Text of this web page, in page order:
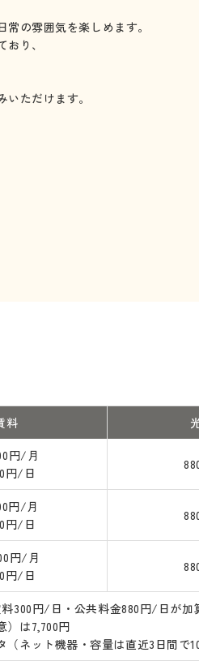
の雰囲気を楽しめます。
り、
ただけます。
料
円/月
円/日
円/月
円/日
円/月
円/日
300円/日・公共料金880円/日が加
）は7,700円
（ネット機器・容量は直近3日間で